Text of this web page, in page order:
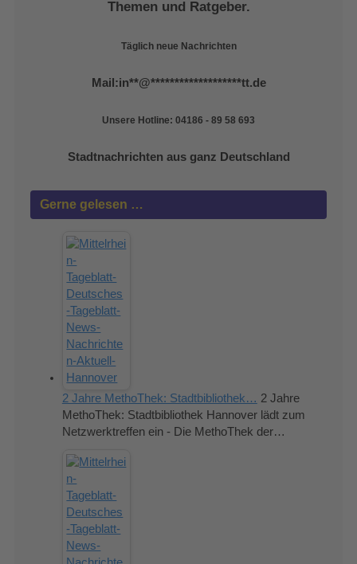
Themen und Ratgeber.
Täglich neue Nachrichten
Mail:in**@*******************tt.de
Unsere Hotline: 04186 - 89 58 693
Stadtnachrichten aus ganz Deutschland
Gerne gelesen …
2 Jahre MethoThek: Stadtbibliothek… 2 Jahre
MethoThek: Stadtbibliothek Hannover lädt zum
Netzwerktreffen ein - Die MethoThek der…